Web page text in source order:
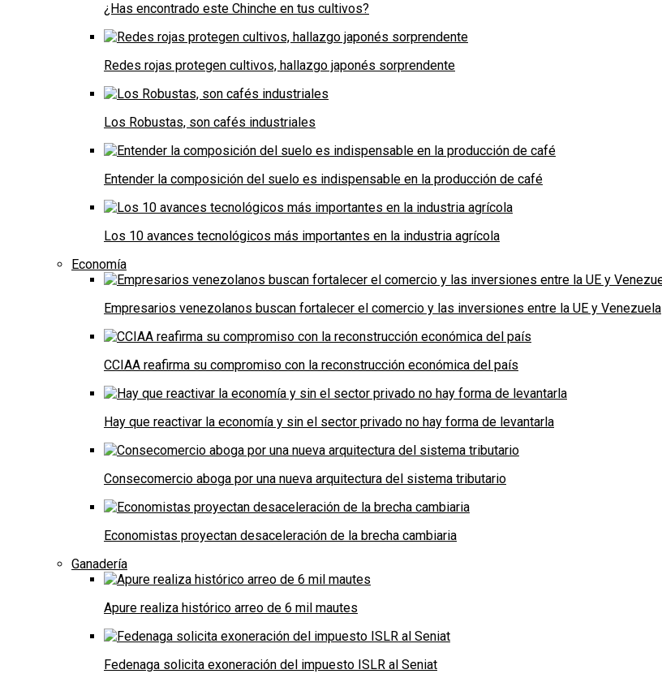
¿Has encontrado este Chinche en tus cultivos?
Redes rojas protegen cultivos, hallazgo japonés sorprendente
Los Robustas, son cafés industriales
Entender la composición del suelo es indispensable en la producción de café
Los 10 avances tecnológicos más importantes en la industria agrícola
Economía
Empresarios venezolanos buscan fortalecer el comercio y las inversiones entre la UE y Venezuela
CCIAA reafirma su compromiso con la reconstrucción económica del país
Hay que reactivar la economía y sin el sector privado no hay forma de levantarla
Consecomercio aboga por una nueva arquitectura del sistema tributario
Economistas proyectan desaceleración de la brecha cambiaria
Ganadería
Apure realiza histórico arreo de 6 mil mautes
Fedenaga solicita exoneración del impuesto ISLR al Seniat